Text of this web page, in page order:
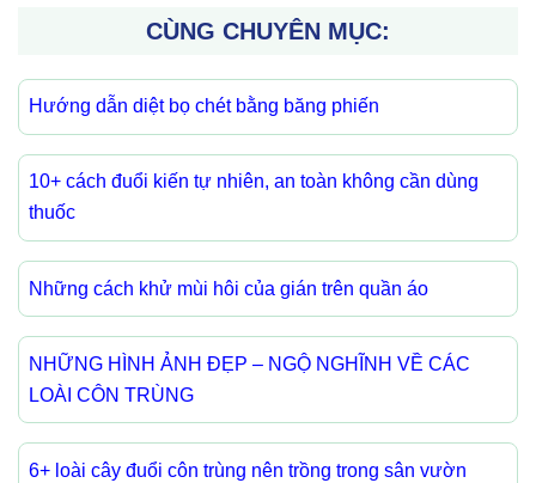
CÙNG CHUYÊN MỤC:
Hướng dẫn diệt bọ chét bằng băng phiến
10+ cách đuổi kiến tự nhiên, an toàn không cần dùng
thuốc
Những cách khử mùi hôi của gián trên quần áo
NHỮNG HÌNH ẢNH ĐẸP – NGỘ NGHĨNH VỀ CÁC
LOÀI CÔN TRÙNG
6+ loài cây đuổi côn trùng nên trồng trong sân vườn